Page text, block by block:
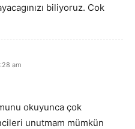
biliyoruz. Cok
am
okuyunca çok
unutmam mümkün